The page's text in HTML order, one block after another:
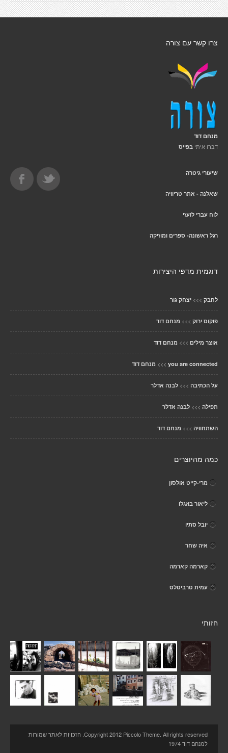
צרו קשר עם צורה
מנחם דוד
דברו איתי בפייס
שיעורי גיטרה
שאלנה - אתר טריוויה
לוח עברי לועזי
רגל ראשונה- ספרים ומוזיקה
דוגמית מדפי היצירות
לחבק >>> יצחק גור
פוקוס ירוק >>> מנחם דוד
אוצר מילים >>> מנחם דוד
you are connected
>>> מנחם דוד
על הכתיבה >>> לבנה אדלר
תפילה >>> לבנה אדלר
השתחוויה >>> מנחם דוד
כמה מהיוצרים
מרי-קייט אולסון
ליאור בוזגלו
יובל סתיו
איה שחר
קארמה קארמה
עמית טרביטלס
חזותי
Copyright 2012 Piccolo Theme. All rights reserved. הזכויות לאתר שמורות
למנחם דוד 1974